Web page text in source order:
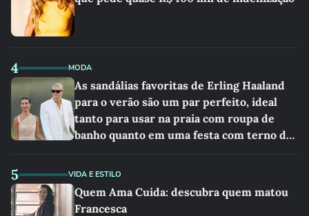
4 MODA
As sandálias favoritas de Erling Haaland
para o verão são um par perfeito, ideal
tanto para usar na praia com roupa de
banho quanto em uma festa com terno de
5 VIDA E ESTILO
Quem Ama Cuida: descubra quem matou
Francesca